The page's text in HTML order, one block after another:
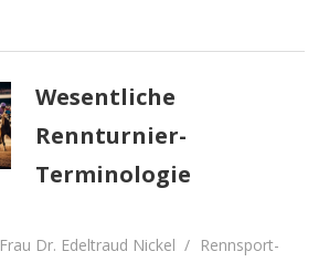
Wesentliche
Rennturnier-
Terminologie
Frau Dr. Edeltraud Nickel
Rennsport-